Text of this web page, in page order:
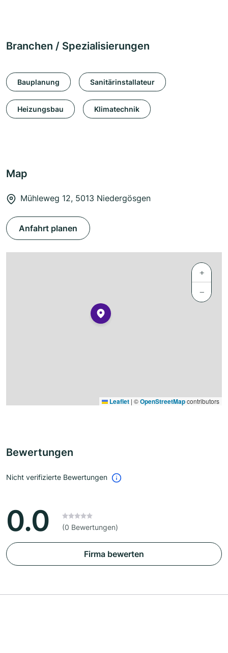
Branchen / Spezialisierungen
Bauplanung Sanitärinstallateur
Heizungsbau Klimatechnik
Map
Mühleweg 12, 5013 Niedergösgen
Anfahrt planen
+
−
Leaflet | ©OpenStreetMapcontributors
Bewertungen
Nicht verifizierte Bewertungen
0.0 (0 Bewertungen)
Firma bewerten